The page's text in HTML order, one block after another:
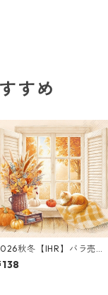
すめ
秋冬【IHR】バラ売り2
ランチサイズ ペーパーナ
キン Cozy Fall View クリ